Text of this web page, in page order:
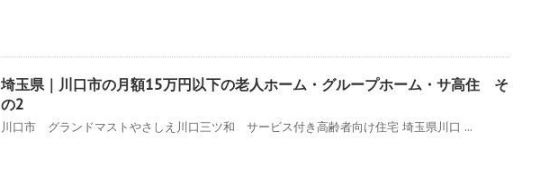
埼玉県｜川口市の月額15万円以下の老人ホーム・グループホーム・サ高住 そ
の2
川口市 グランドマストやさしえ川口三ツ和 サービス付き高齢者向け住宅 埼玉県川口 ...